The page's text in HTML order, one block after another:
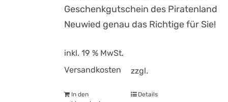
Geschenkgutschein des Piratenland
Neuwied genau das Richtige für Sie!
inkl. 19 % MwSt.
zzgl.
Versandkosten
In den
Details